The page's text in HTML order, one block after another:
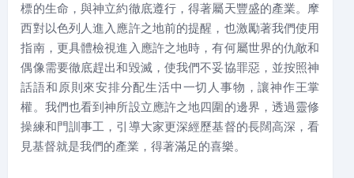
標的生命，與神立約徹底遵行，得著屬天豐盛的產業。摩
西對以色列人進入應許之地前的提醒，也激勵著我們使用
指南，更具體檢視進入應許之地時，有何屬世界的仇敵和
偶像需要徹底趕出和毀滅，使我們不妥協罪惡，並按照神
話語和原則來安排分配生活中一切人事物，讓神作王掌
權。我們也看到神所設立應許之地四圍的邊界，透過靈修
操練和門訓事工，引導大家更深經歷基督的長闊高深，看
見基督就是我們的產業，得著滿足的喜樂。